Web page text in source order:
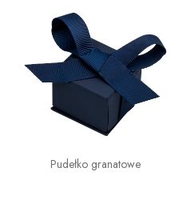
Pudełko granatowe